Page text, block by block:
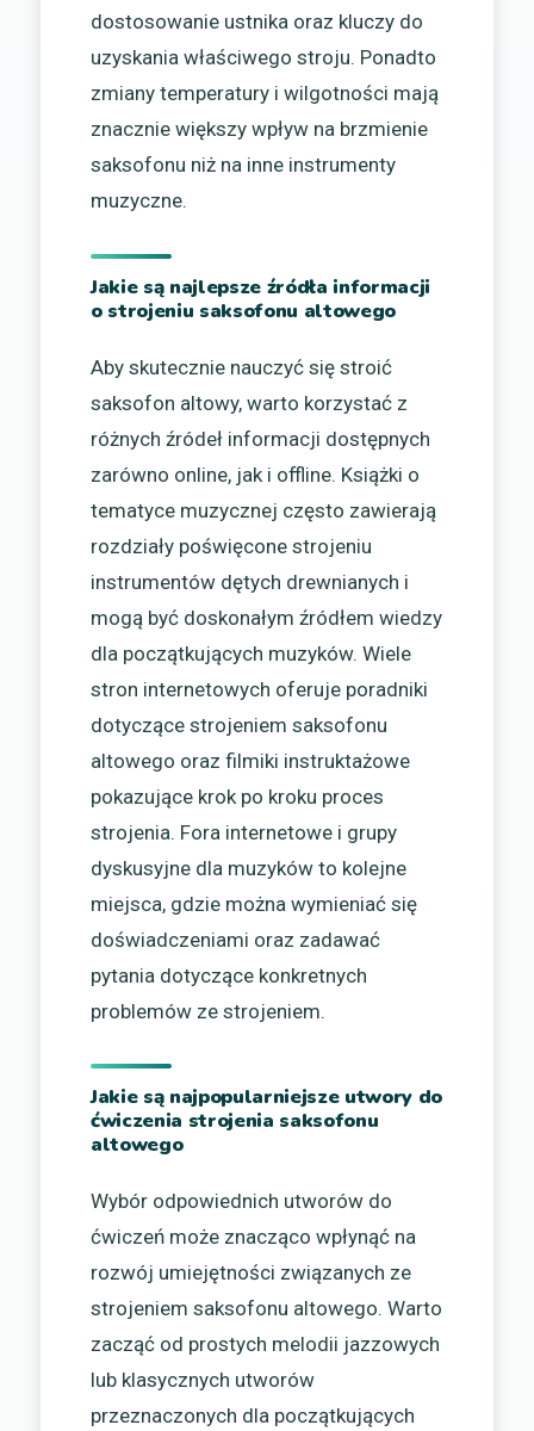
dostosowanie ustnika oraz kluczy do
uzyskania właściwego stroju. Ponadto
zmiany temperatury i wilgotności mają
znacznie większy wpływ na brzmienie
saksofonu niż na inne instrumenty
muzyczne.
Jakie są najlepsze źródła informacji
o strojeniu saksofonu altowego
Aby skutecznie nauczyć się stroić
saksofon altowy, warto korzystać z
różnych źródeł informacji dostępnych
zarówno online, jak i offline. Książki o
tematyce muzycznej często zawierają
rozdziały poświęcone strojeniu
instrumentów dętych drewnianych i
mogą być doskonałym źródłem wiedzy
dla początkujących muzyków. Wiele
stron internetowych oferuje poradniki
dotyczące strojeniem saksofonu
altowego oraz filmiki instruktażowe
pokazujące krok po kroku proces
strojenia. Fora internetowe i grupy
dyskusyjne dla muzyków to kolejne
miejsca, gdzie można wymieniać się
doświadczeniami oraz zadawać
pytania dotyczące konkretnych
problemów ze strojeniem.
Jakie są najpopularniejsze utwory do
ćwiczenia strojenia saksofonu
altowego
Wybór odpowiednich utworów do
ćwiczeń może znacząco wpłynąć na
rozwój umiejętności związanych ze
strojeniem saksofonu altowego. Warto
zacząć od prostych melodii jazzowych
lub klasycznych utworów
przeznaczonych dla początkujących